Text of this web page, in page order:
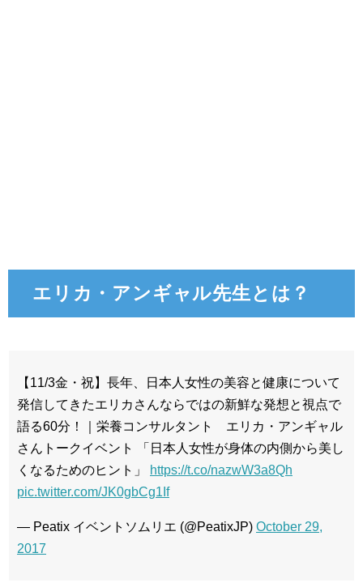
エリカ・アンギャル先生とは？
【11/3金・祝】長年、日本人女性の美容と健康について
発信してきたエリカさんならではの新鮮な発想と視点で
語る60分！｜栄養コンサルタント エリカ・アンギャル
さんトークイベント 「日本人女性が身体の内側から美し
くなるためのヒント」
https://t.co/nazwW3a8Qh
pic.twitter.com/JK0gbCg1If
— Peatix イベントソムリエ (@PeatixJP) October 29,
2017